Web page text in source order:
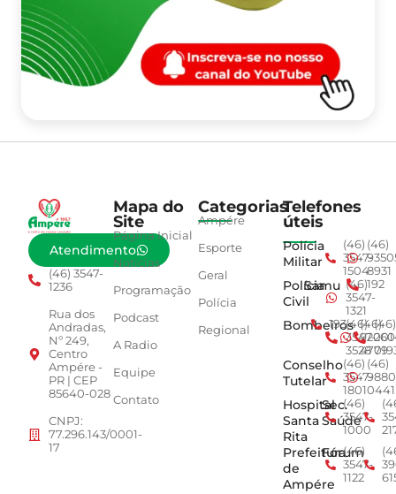
Atendimento
(46) 3547-
1236
Rua dos
Andradas,
Nº 249,
Centro
Ampére -
PR | CEP
85640-028
CNPJ:
77.296.143/0001-
17
Mapa do
Site
Página Inicial
Notícias
Programação
Podcast
A Radio
Equipe
Contato
Categorias
Ampére
Esporte
Geral
Polícia
Regional
Telefones
úteis
Polícia
Militar
(46)
3547-
1504
(46)
8931
Polícia
Civil
Samu (46)
3547-
1321
192
Bombeiros
193(46)
3547-
3528
(46)
4779
(46)
Conselho
Tutelar
(46)
3547-
1801
(46)
0441
Hospital
Santa
Rita
Sec.
Saúde
(46)
3547-
1000
Prefeitura
de
Ampére
Fórum
(46)
3547-
1122